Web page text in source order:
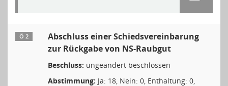
Ö 2
Abschluss einer Schiedsvereinbarung
zur Rückgabe von NS-Raubgut
Beschluss: ungeändert beschlossen
Abstimmung: Ja: 18, Nein: 0, Enthaltung: 0,